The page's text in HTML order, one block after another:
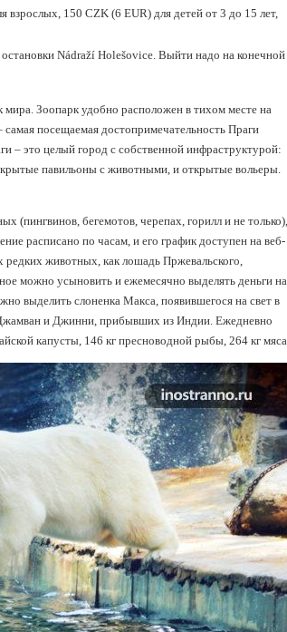
150 CZK (6 EUR) для детей от 3 до 15 лет,
Nádraží Holešovice. Выйти надо на конечной
Зоопарк удобно расположен в тихом месте на
посещаемая достопримечательность Праги
– это целый город с собственной инфраструктурой:
павильоны с животными, и открытые вольеры.
(пингвинов, бегемотов, черепах, горилл и не только),
расписано по часам, и его график доступен на веб-
редких животных, как лошадь Пржевальского,
можно усыновить и ежемесячно выделять деньги на
выделить слоненка Макса, появившегося на свет в
и Джинни, прибывших из Индии. Ежедневно
капусты, 146 кг пресноводной рыбы, 264 кг мяса.